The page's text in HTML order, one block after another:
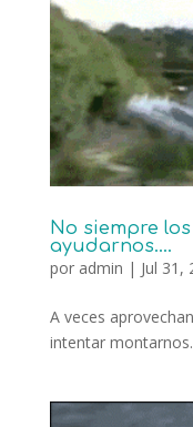
No siempre
ayudarnos….
por admin | Jul 31,
A veces
intentar montarnos.